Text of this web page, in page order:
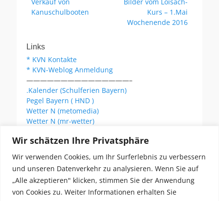
Wir schätzen Ihre Privatsphäre
Wir verwenden Cookies, um Ihr Surferlebnis zu verbessern
und unseren Datenverkehr zu analysieren. Wenn Sie auf
„Alle akzeptieren" klicken, stimmen Sie der Anwendung
von Cookies zu. Weiter Informationen erhalten Sie
Beitrag:
Kanuschulbooten
Kurs – 1.Mai
Wochenende 2016
Links
* KVN Kontakte
* KVN-Weblog Anmeldung
———————————————–
.Kalender (Schulferien Bayern)
Pegel Bayern ( HND )
Wetter N (metomedia)
Wetter N (mr-wetter)
KVN Newsletter
Your email: